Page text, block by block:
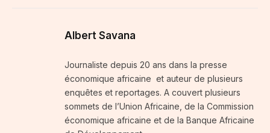
Albert Savana
Journaliste depuis 20 ans dans la presse
économique africaine et auteur de plusieurs
enquêtes et reportages. A couvert plusieurs
sommets de l’Union Africaine, de la Commission
économique africaine et de la Banque Africaine